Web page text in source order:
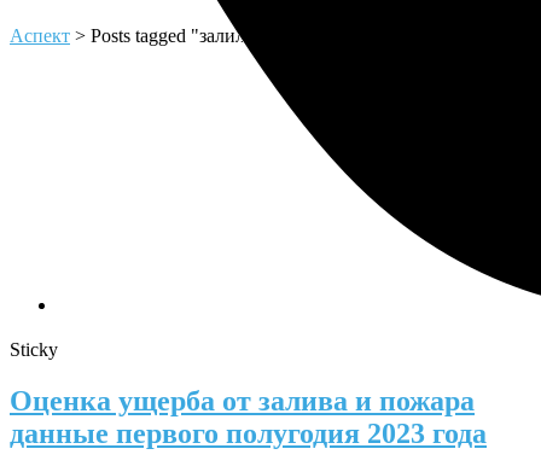
Аспект > Posts tagged "залили соседи"
Sticky
Оценка ущерба от залива и пожара
данные первого полугодия 2023 года